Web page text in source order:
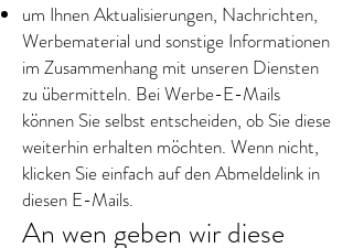
um Ihnen Aktualisierungen, Nachrichten,
Werbematerial und sonstige Informationen
im Zusammenhang mit unseren Diensten
zu übermitteln. Bei Werbe-E-Mails
können Sie selbst entscheiden, ob Sie diese
weiterhin erhalten möchten. Wenn nicht,
klicken Sie einfach auf den Abmeldelink in
diesen E-Mails.
An wen geben wir diese